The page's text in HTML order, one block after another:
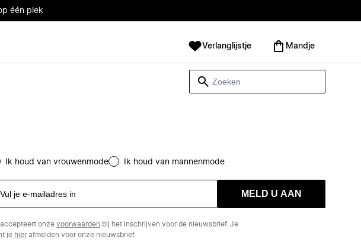
één plek
Verlanglijstje Mandje
Ik houd van vrouwenmode Ik houd van mannenmode
MELD U AAN
onze voorwaarden bij het inschrijven voor de nieuwsbrief. Je
je hierafmelden voor onze nieuwsbrief.